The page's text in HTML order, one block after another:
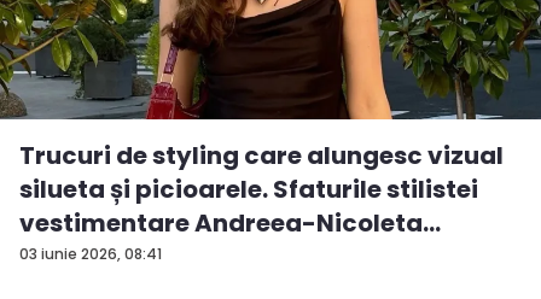
03 iunie 2026, 08:41
Trucuri de styling care alungesc vizual
silueta și picioarele. Sfaturile stilistei
vestimentare Andreea-Nicoleta
Gumen...